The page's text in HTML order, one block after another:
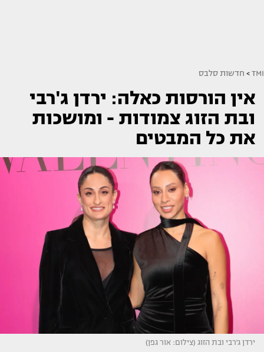
TMI
> חדשות סלבס
אין הורסות כאלה: ירדן ג'רבי
ובת הזוג צמודות - ומושכות
את כל המבטים
ירדן ג'רבי ובת הזוג (צילום: אור גפן)